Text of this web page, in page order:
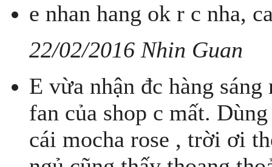
e nhan hang ok r c nha,
22/02/2016 Nhin Guan
E vừa nhận đc hàng
fan của shop c mất.
cái mocha rose , trời ơi